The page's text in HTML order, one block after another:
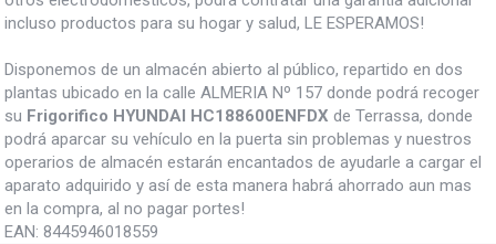
incluso productos para su hogar y salud, LE ESPERAMOS!
Disponemos de un almacén abierto al público, repartido en dos
plantas ubicado en la calle ALMERIA Nº 157 donde podrá recoger
su Frigorifico HYUNDAI HC188600ENFDX de Terrassa, donde
podrá aparcar su vehículo en la puerta sin problemas y nuestros
operarios de almacén estarán encantados de ayudarle a cargar el
aparato adquirido y así de esta manera habrá ahorrado aun mas
en la compra, al no pagar portes!
EAN: 8445946018559